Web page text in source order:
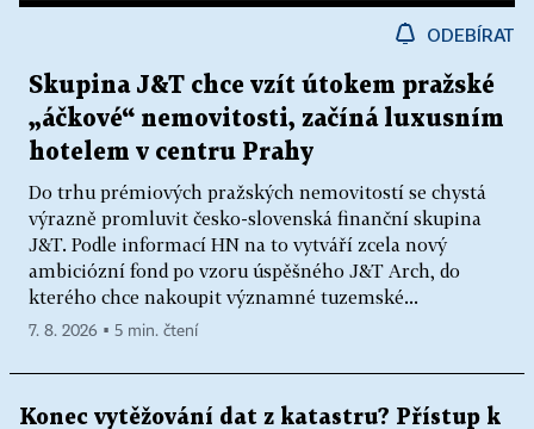
ODEBÍRAT
Skupina J&T chce vzít útokem pražské
„áčkové“ nemovitosti, začíná luxusním
hotelem v centru Prahy
Do trhu prémiových pražských nemovitostí se chystá
výrazně promluvit česko-slovenská finanční skupina
J&T. Podle informací HN na to vytváří zcela nový
ambiciózní fond po vzoru úspěšného J&T Arch, do
kterého chce nakoupit významné tuzemské...
7. 8. 2026 ▪ 5 min. čtení
Konec vytěžování dat z katastru? Přístup k